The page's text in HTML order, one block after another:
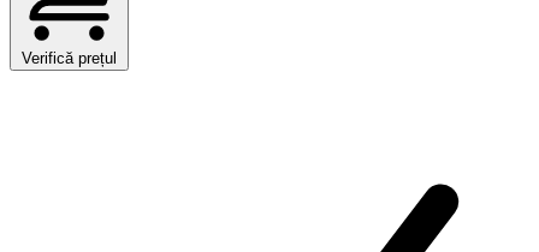
Verifică prețul